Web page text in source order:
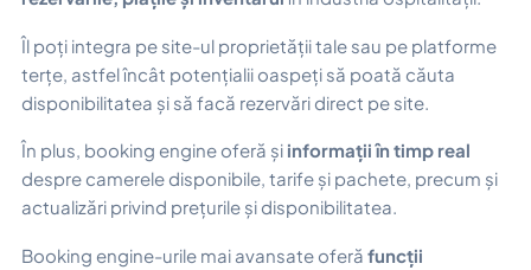
Îl poți integra pe site-ul proprietății tale sau pe platforme
terțe, astfel încât potențialii oaspeți să poată căuta
disponibilitatea și să facă rezervări direct pe site.
În plus, booking engine oferă și informații în timp real
despre camerele disponibile, tarife și pachete, precum și
actualizări privind prețurile și disponibilitatea.
Booking engine-urile mai avansate oferă funcții